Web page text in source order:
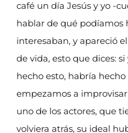
café un día Jesús y yo -
hablar de qué podíamos
interesaban, y apareció
de vida, esto que dices:
hecho esto, habría hecho
empezamos a
uno de los actores, que
volviera atrás, su ideal